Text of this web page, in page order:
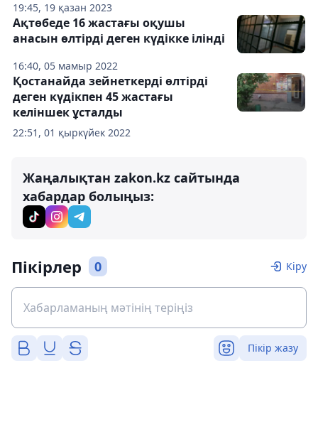
19:45, 19 қазан 2023
16:40, 05 мамыр 2022
Ақтөбеде 16 жастағы оқушы
анасын өлтірді деген күдікке ілінді
22:51, 01 қыркүйек 2022
Қостанайда зейнеткерді өлтірді
деген күдікпен 45 жастағы
келіншек ұсталды
Жаңалықтан zakon.kz сайтында
хабардар болыңыз:
Пікірлер 0 Кіру
Пікір жазу